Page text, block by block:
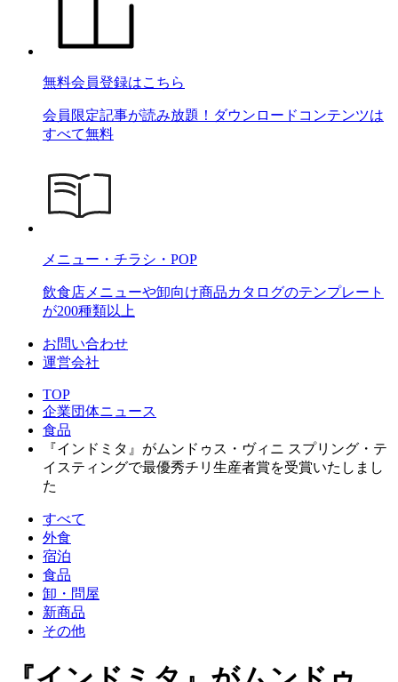
無料会員登録はこちら
会員限定記事が読み放題！ダウンロードコンテンツは
すべて無料
メニュー・チラシ・POP
飲食店メニューや卸向け商品カタログのテンプレート
が200種類以上
お問い合わせ
運営会社
TOP
企業団体ニュース
食品
『インドミタ』がムンドゥス・ヴィニ スプリング・テ
イスティングで最優秀チリ生産者賞を受賞いたしまし
た
すべて
外食
宿泊
食品
卸・問屋
新商品
その他